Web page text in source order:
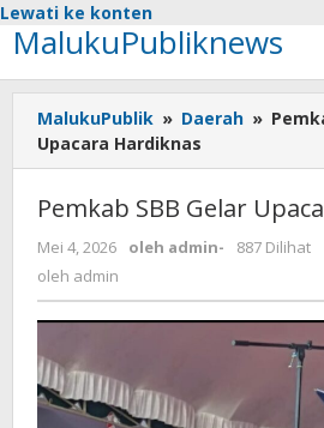
Lewati ke konten
MalukuPubliknews
MalukuPublik » Daerah »
Upacara Hardiknas
Pemkab SBB Gelar
Mei 4, 2026 oleh admin-
887 Dilihat
oleh admin